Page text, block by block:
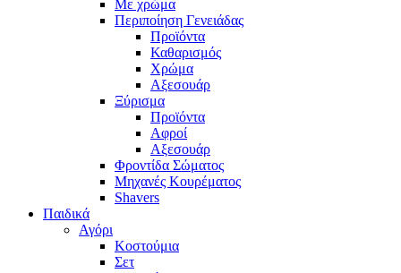
Με χρώμα
Περιποίηση Γενειάδας
Προϊόντα
Καθαρισμός
Χρώμα
Αξεσουάρ
Ξύρισμα
Προϊόντα
Αφροί
Αξεσουάρ
Φροντίδα Σώματος
Μηχανές Κουρέματος
Shavers
Παιδικά
Αγόρι
Κοστούμια
Σετ